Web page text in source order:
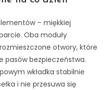
– miękkiej
Oba moduły
otwory, które
pasów bezpieczeństwa.
wkładka stabilnie
i nie przesuwa się